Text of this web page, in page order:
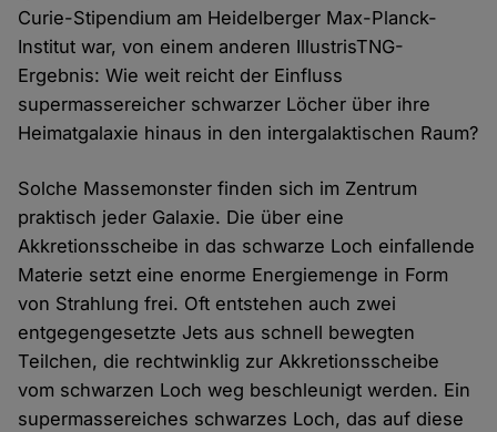
Curie-Stipendium am Heidelberger Max-Planck-
Institut war, von einem anderen IllustrisTNG-
Ergebnis: Wie weit reicht der Einfluss
supermassereicher schwarzer Löcher über ihre
Heimatgalaxie hinaus in den intergalaktischen Raum?
Solche Massemonster finden sich im Zentrum
praktisch jeder Galaxie. Die über eine
Akkretionsscheibe in das schwarze Loch einfallende
Materie setzt eine enorme Energiemenge in Form
von Strahlung frei. Oft entstehen auch zwei
entgegengesetzte Jets aus schnell bewegten
Teilchen, die rechtwinklig zur Akkretionsscheibe
vom schwarzen Loch weg beschleunigt werden. Ein
supermassereiches schwarzes Loch, das auf diese